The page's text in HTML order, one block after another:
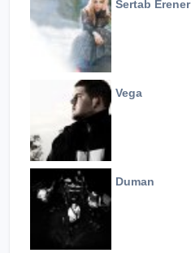
Sertab Erener
Vega
Duman